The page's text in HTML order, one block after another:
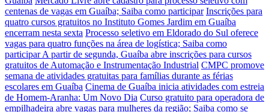
centenas de vagas em Guaíba; Saiba como participar Inscrições para
quatro cursos gratuitos no Instituto Gomes Jardim em Guaíba
encerram nesta sexta Processo seletivo em Eldorado do Sul oferece
vagas para quatro funções na área de logística; Saiba como
participarA partir de segunda, Guaíba abre inscrições para cursos
gratuitos de Automação e Instrumentação Industrial CMPC promove
semana de atividades gratuitas para famílias durante as férias
escolares em Guaíba Cinema de Guaíba inicia atividades com estreia
de Homem-Aranha: Um Novo Dia Curso gratuito para operadora de
empilhadeira abre vagas para mulheres da região; Saiba como se